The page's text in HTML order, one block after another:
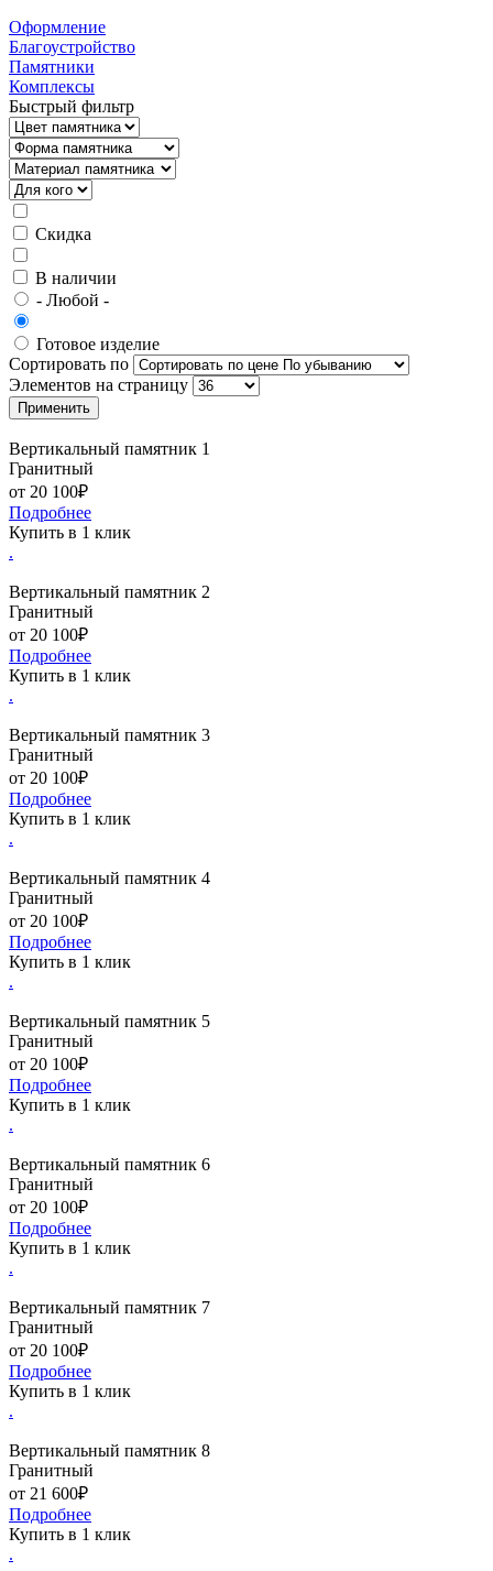
Оформление
Благоустройство
Памятники
Комплексы
Быстрый фильтр
Скидка
В наличии
- Любой -
Готовое изделие
Сортировать по
Элементов на страницу
Вертикальный памятник 1
Гранитный
от 20 100₽
Подробнее
Купить в 1 клик
.
Вертикальный памятник 2
Гранитный
от 20 100₽
Подробнее
Купить в 1 клик
.
Вертикальный памятник 3
Гранитный
от 20 100₽
Подробнее
Купить в 1 клик
.
Вертикальный памятник 4
Гранитный
от 20 100₽
Подробнее
Купить в 1 клик
.
Вертикальный памятник 5
Гранитный
от 20 100₽
Подробнее
Купить в 1 клик
.
Вертикальный памятник 6
Гранитный
от 20 100₽
Подробнее
Купить в 1 клик
.
Вертикальный памятник 7
Гранитный
от 20 100₽
Подробнее
Купить в 1 клик
.
Вертикальный памятник 8
Гранитный
от 21 600₽
Подробнее
Купить в 1 клик
.